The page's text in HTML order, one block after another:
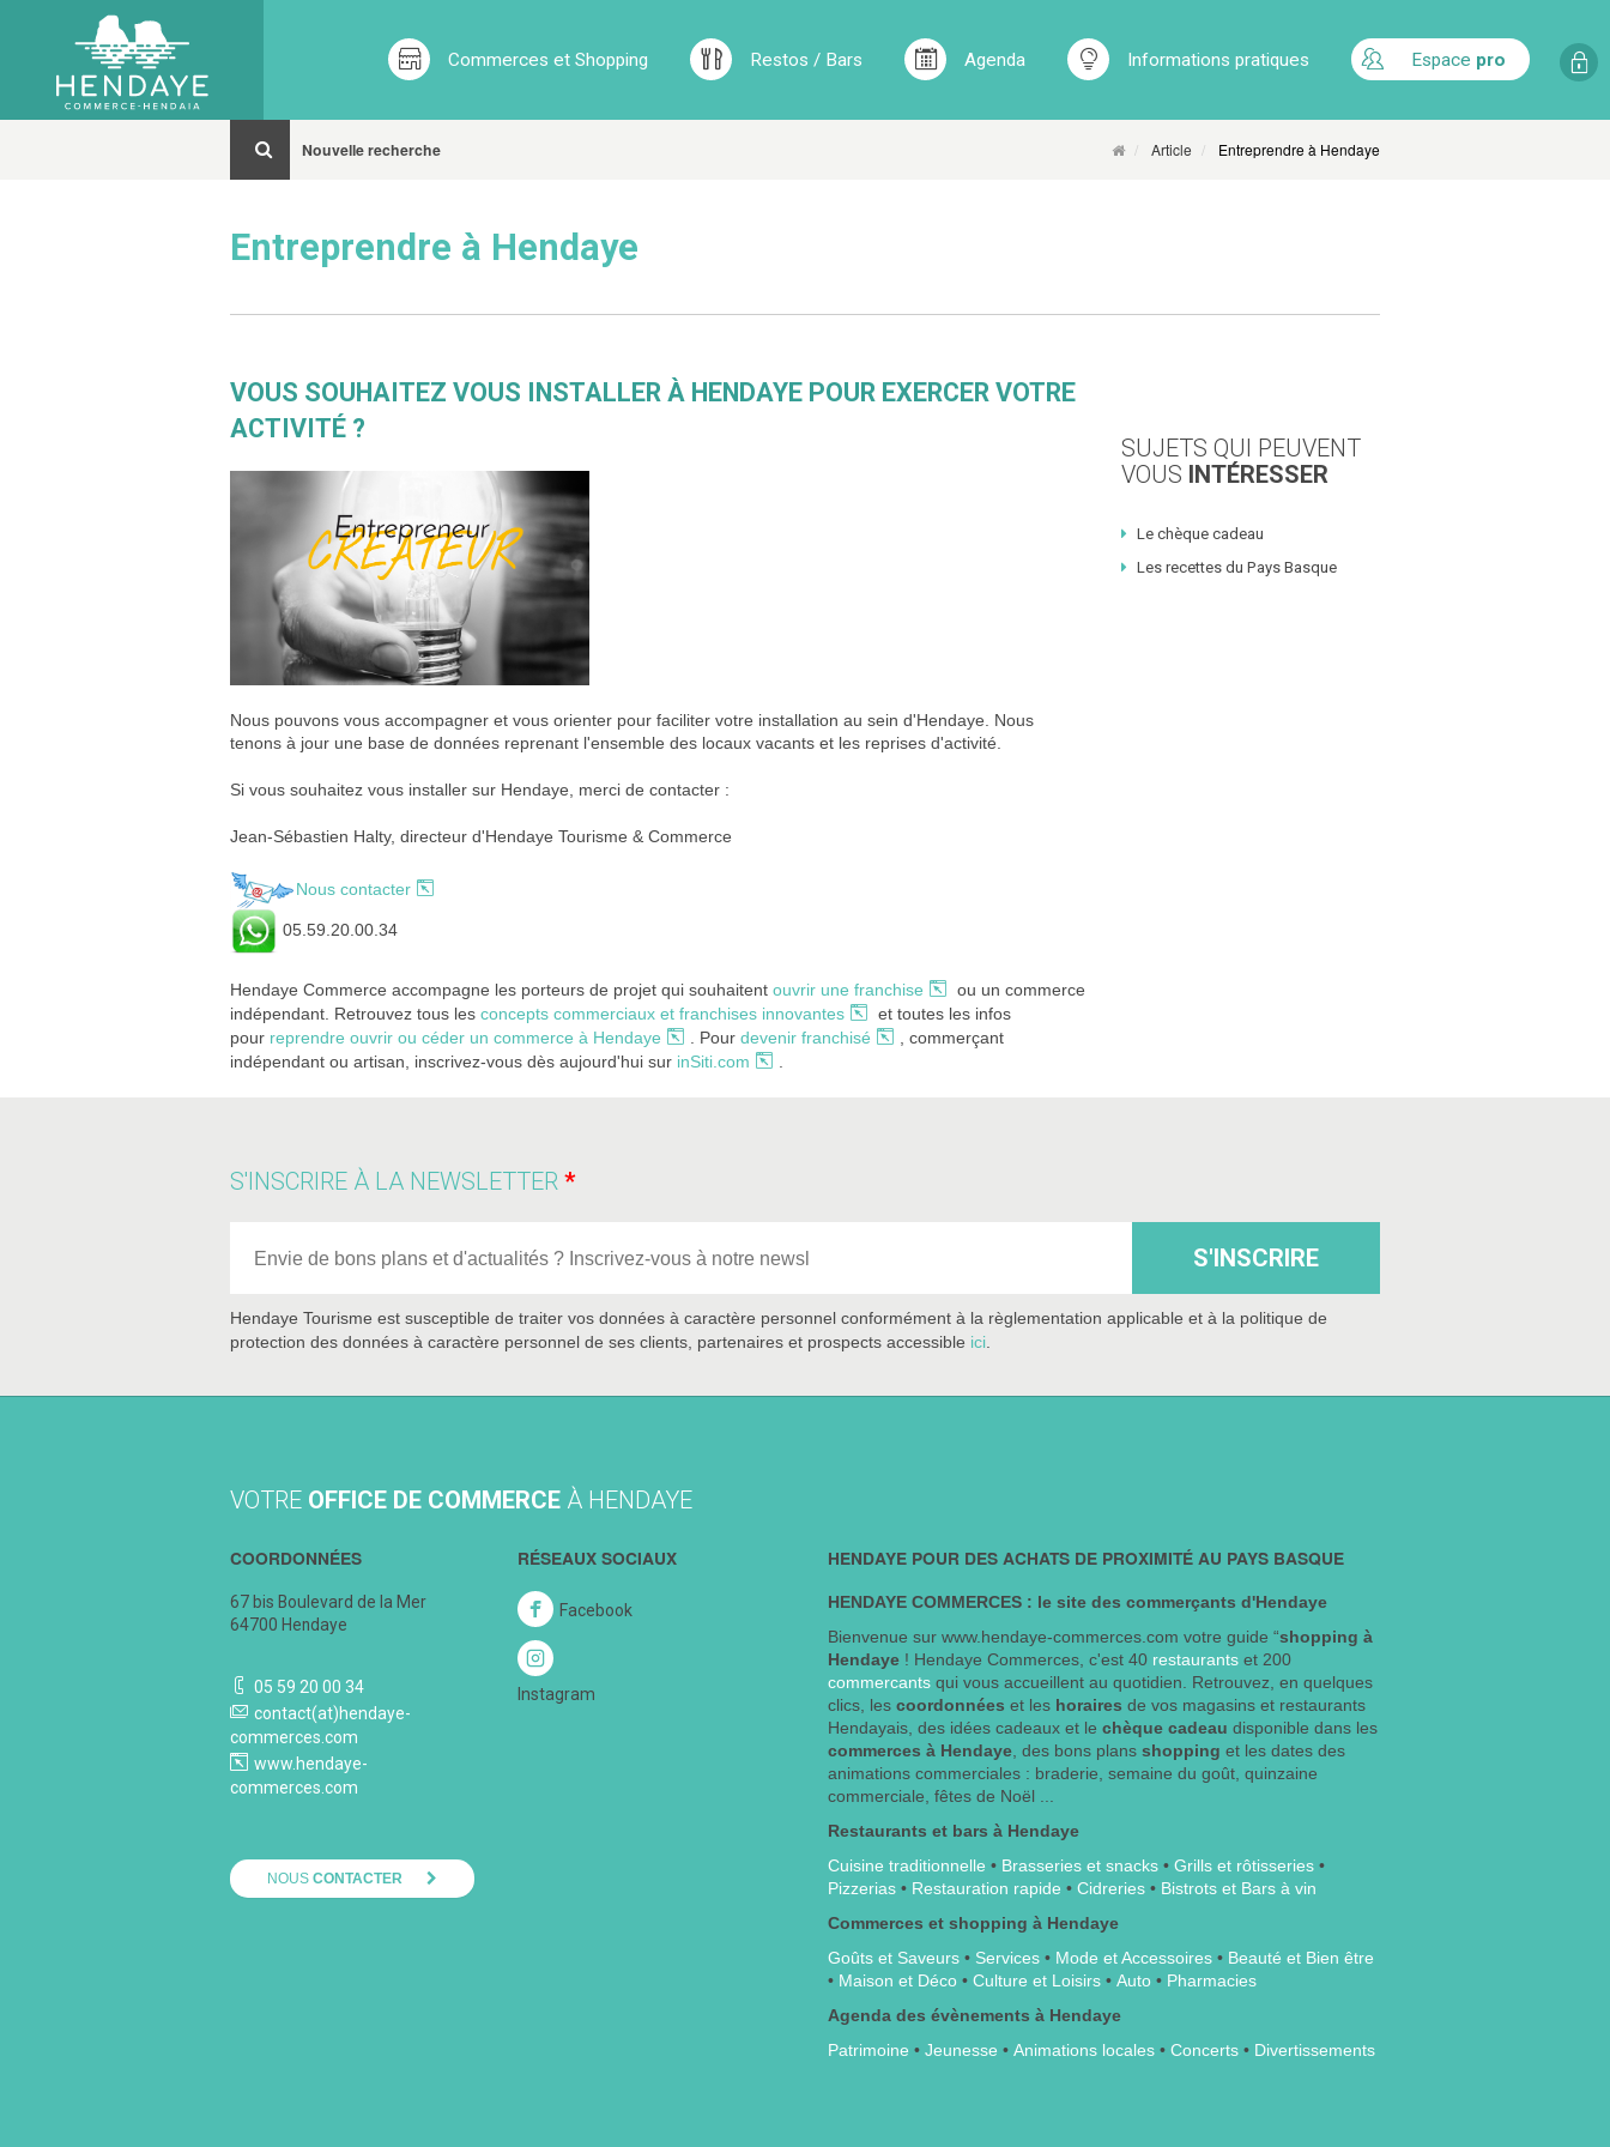
Commerces et Shopping Restos / Bars Agenda Informations pratiques Espace pro
Nouvelle recherche Article Entreprendre à Hendaye
Entreprendre à Hendaye
VOUS SOUHAITEZ VOUS INSTALLER À HENDAYE POUR EXERCER VOTRE
ACTIVITÉ ?
Nous pouvons vous accompagner et vous orienter pour faciliter votre installation au sein d'Hendaye. Nous
tenons à jour une base de données reprenant l'ensemble des locaux vacants et les reprises d'activité.
Si vous souhaitez vous installer sur Hendaye, merci de contacter :
Jean-Sébastien Halty, directeur d'Hendaye Tourisme & Commerce
Nous contacter
05.59.20.00.34
Hendaye Commerce accompagne les porteurs de projet qui souhaitent ouvrir une franchise
ou un commerce
indépendant. Retrouvez tous les concepts commerciaux et franchises innovantes
et toutes les infos
pour reprendre ouvrir ou céder un commerce à Hendaye . Pour devenir franchisé
, commerçant
indépendant ou artisan, inscrivez-vous dès aujourd'hui sur inSiti.com
SUJETS QUI PEUVENT
VOUS INTÉRESSER
Le chèque cadeau
Les recettes du Pays Basque
S'INSCRIRE À LA NEWSLETTER
S'INSCRIRE
Hendaye Tourisme est susceptible de traiter vos données à caractère personnel conformément à la règlementation applicable et à la politique de
protection des données à caractère personnel de ses clients, partenaires et prospects accessible ici
VOTRE OFFICE DE COMMERCE À HENDAYE
COORDONNÉES
67 bis Boulevard de la Mer
64700 Hendaye
05 59 20 00 34
contact(at)hendaye-
commerces.com
www.hendaye-
commerces.com
NOUS CONTACTER
RÉSEAUX SOCIAUX
Facebook
Instagram
HENDAYE POUR DES ACHATS DE PROXIMITÉ AU PAYS BASQUE
HENDAYE COMMERCES : le site des commerçants d'Hendaye
Bienvenue sur www.hendaye-commerces.com votre guide “shopping à
Hendaye ! Hendaye Commerces, c'est 40 restaurants et 200
commercants qui vous accueillent au quotidien. Retrouvez, en quelques
clics, lescoordonnéeset les horairesde vos magasins et restaurants
Hendayais, des idées cadeaux et lechèque cadeaudisponible dans les
commerces à Hendaye , des bons plansshoppinget les dates des
animations commerciales : braderie, semaine du goût, quinzaine
commerciale, fêtes de Noël ...
Restaurants et bars à Hendaye
Cuisine traditionnelle • Brasseries et snacks •Grills et rôtisseries •
Pizzerias • Restauration rapide •Cidreries • Bistrots et Bars à vin
Commerces et shopping à Hendaye
Goûts et Saveurs • Services • Mode et Accessoires • Beauté et Bien être
• Maison et Déco •Culture et Loisirs •Auto • Pharmacies
Agenda des évènements à Hendaye
Patrimoine •Jeunesse •Animations locales •Concerts • Divertissements